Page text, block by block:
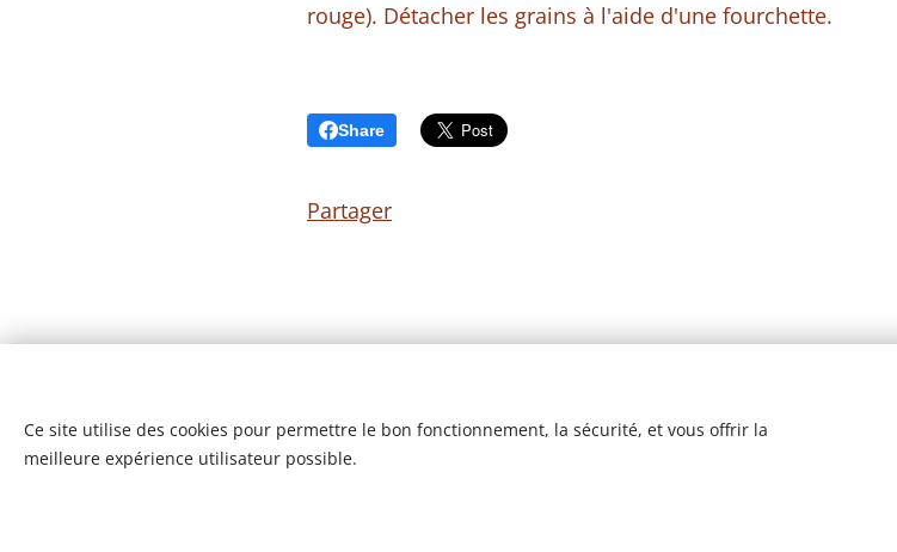
rouge). Détacher les grains à l'aide d'une fourchette.
Share
Partager
Ce site utilise des cookies pour permettre le bon fonctionnement, la sécurité, et vous offrir la
meilleure expérience utilisateur possible.